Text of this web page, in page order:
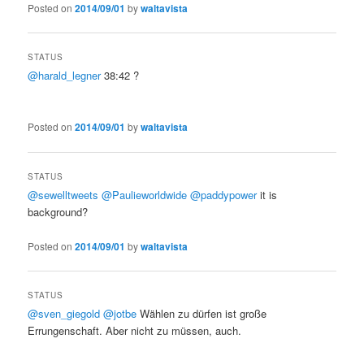
Posted on2014/09/01 bywaltavista
STATUS
@harald_legner38:42 ?
Posted on2014/09/01 bywaltavista
STATUS
@sewelltweets @Paulieworldwide @paddypowerit is
background?
Posted on2014/09/01 bywaltavista
STATUS
@sven_giegold @jotbe Wählen zu dürfen ist große
Errungenschaft. Aber nicht zu müssen, auch.